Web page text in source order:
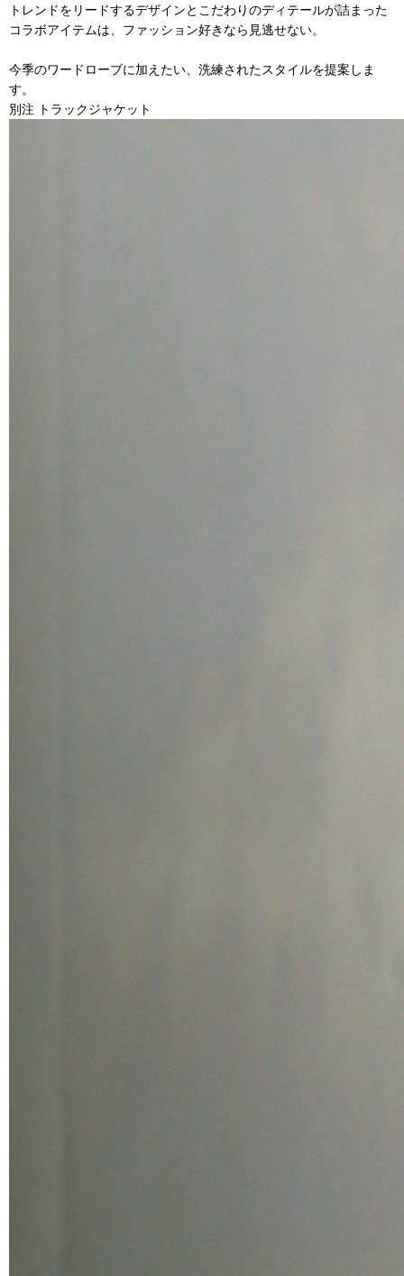
トレンドをリードするデザインとこだわりのディテールが詰まった
コラボアイテムは、ファッション好きなら見逃せない。
今季のワードローブに加えたい、洗練されたスタイルを提案しま
す。
別注 トラックジャケット